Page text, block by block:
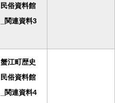
民俗資料館
_関連資料3
蟹江町歴史
民俗資料館
_関連資料4